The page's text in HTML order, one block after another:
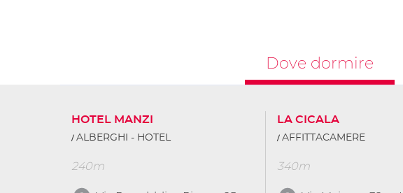
Dove dormire
HOTEL MANZI
ALBERGHI - HOTEL
240m
LA CICALA
AFFITTACAMERE
340m